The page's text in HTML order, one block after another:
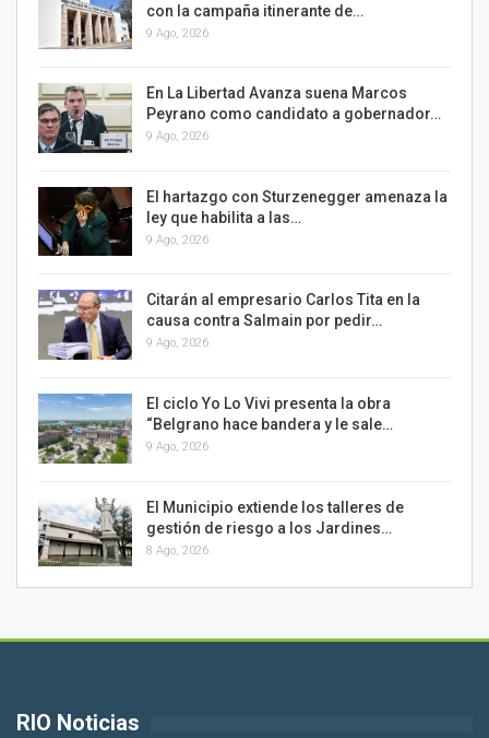
con la campaña itinerante de…
9 Ago, 2026
En La Libertad Avanza suena Marcos
Peyrano como candidato a gobernador…
9 Ago, 2026
El hartazgo con Sturzenegger amenaza la
ley que habilita a las…
9 Ago, 2026
Citarán al empresario Carlos Tita en la
causa contra Salmain por pedir…
9 Ago, 2026
El ciclo Yo Lo Vivi presenta la obra
“Belgrano hace bandera y le sale…
9 Ago, 2026
El Municipio extiende los talleres de
gestión de riesgo a los Jardines…
8 Ago, 2026
RIO Noticias